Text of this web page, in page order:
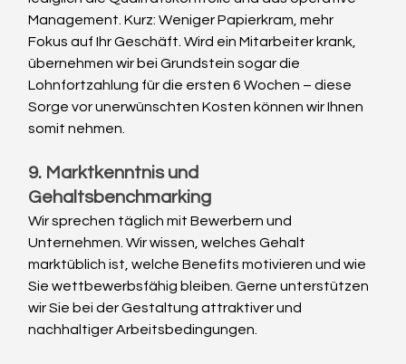
Management. Kurz: Weniger Papierkram, mehr
Fokus auf Ihr Geschäft. Wird ein Mitarbeiter krank,
übernehmen wir bei Grundstein sogar die
Lohnfortzahlung für die ersten 6 Wochen – diese
Sorge vor unerwünschten Kosten können wir Ihnen
somit nehmen.
9. Marktkenntnis und
Gehaltsbenchmarking
Wir sprechen täglich mit Bewerbern und
Unternehmen. Wir wissen, welches Gehalt
marktüblich ist, welche Benefits motivieren und wie
Sie wettbewerbsfähig bleiben. Gerne unterstützen
wir Sie bei der Gestaltung attraktiver und
nachhaltiger Arbeitsbedingungen.